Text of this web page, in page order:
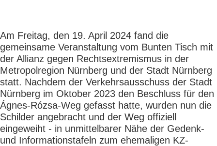
Am Freitag, den 19. April 2024 fand die
gemeinsame Veranstaltung vom Bunten Tisch mit
der Allianz gegen Rechtsextremismus in der
Metropolregion Nürnberg und der Stadt Nürnberg
statt. Nachdem der Verkehrsausschuss der Stadt
Nürnberg im Oktober 2023 den Beschluss für den
Ágnes-Rózsa-Weg gefasst hatte, wurden nun die
Schilder angebracht und der Weg offiziell
eingeweiht - in unmittelbarer Nähe der Gedenk-
und Informationstafeln zum ehemaligen KZ-